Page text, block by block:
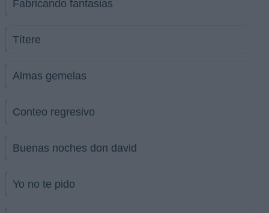
Fabricando fantasias
Títere
Almas gemelas
Conteo regresivo
Buenas noches don david
Yo no te pido